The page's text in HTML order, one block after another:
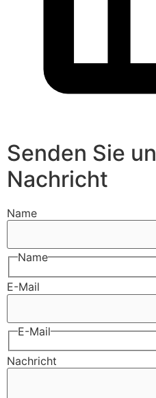
Senden Sie
Nachricht
Name
Name
E-Mail
E-Mail
Nachricht